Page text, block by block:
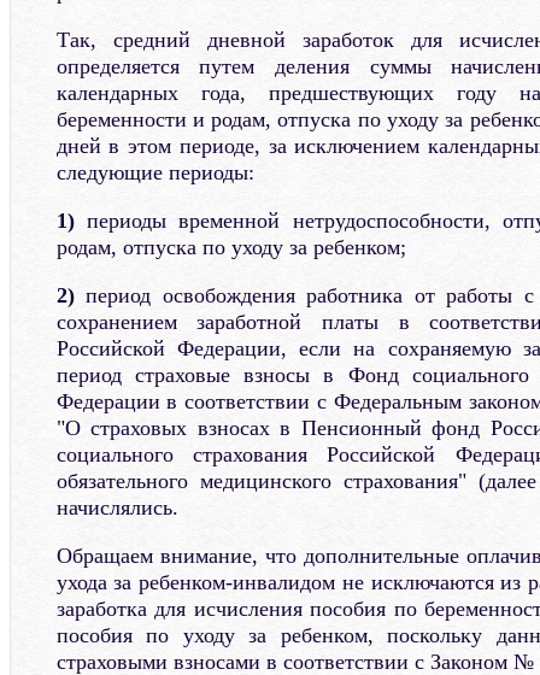
Так, средний дневной заработок для
определяется путем деления суммы
календарных года, предшествующих году
беременности и родам, отпуска по уходу за
дней в этом периоде, за исключением
следующие периоды:
1)периоды временной нетрудоспособности,
родам, отпуска по уходу за ребенком;
2)период освобождения работника от работы
сохранением заработной платы в
Российской Федерации, если на сохраняемую
период страховые взносы в Фонд социального
Федерации в соответствии с Федеральным
"О страховых взносах в Пенсионный фонд
социального страхования Российской
обязательного медицинского страхования"
начислялись.
Обращаем внимание, что дополнительные
ухода за ребенком-инвалидом не исключаются из
заработка для исчисления пособия по
пособия по уходу за ребенком, поскольку
страховыми взносами в соответствии с Законом